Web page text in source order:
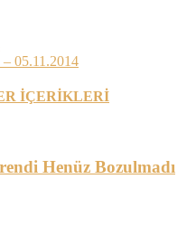
05.11.2014
İÇERİKLERİ
Henüz Bozulmadı